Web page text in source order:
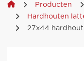
Producten
Hardhouten
27x44 hardhout